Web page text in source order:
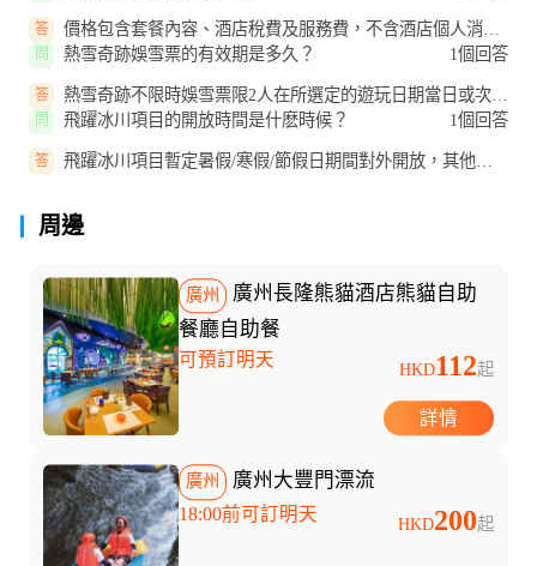
答
價格包含套餐內容、酒店稅費及服務費，不含酒店個人消費
及未提及費用。
問 熱雪奇跡娛雪票的有效期是多久？ 1個回答
答
熱雪奇跡不限時娛雪票限2人在所選定的遊玩日期當日或次日
任一天同時使用有效，當日營業...
問 飛躍冰川項目的開放時間是什麽時候？ 1個回答
答
飛躍冰川項目暫定暑假/寒假/節假日期間對外開放，其他日
周邊
廣州
廣州長隆熊貓酒店熊貓自助
餐廳自助餐
可預訂明天 HKD112起
詳情
廣州 廣州大豐門漂流
18:00前可訂明天 HKD200起